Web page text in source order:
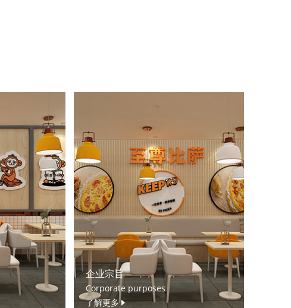
企业宗旨
Corporate purposes
了解更多